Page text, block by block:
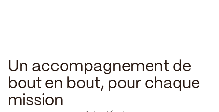
Un accompagnement de
bout en bout, pour chaque
mission